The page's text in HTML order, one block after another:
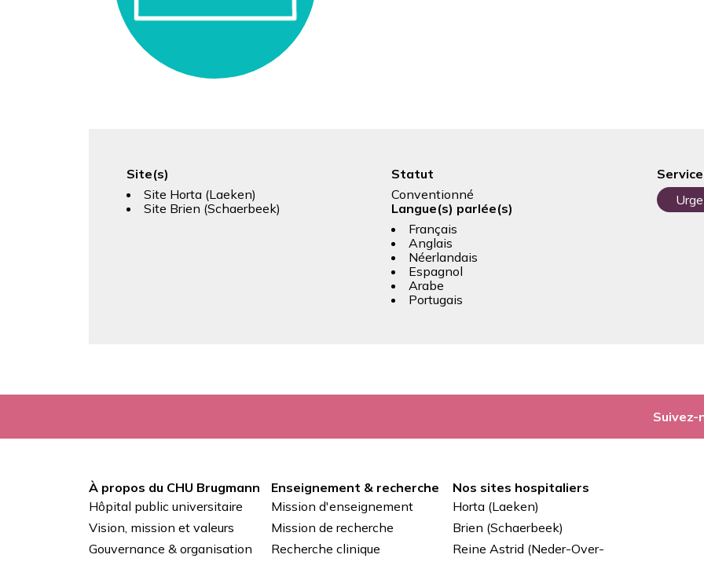
Site(s)
Site Horta (Laeken)
Site Brien (Schaerbeek)
Statut
Conventionné
Langue(s) parlée(s)
Français
Anglais
Néerlandais
Espagnol
Arabe
Portugais
Suivez-
Pied
de
À propos du CHU Brugmann
Hôpital public universitaire
Vision, mission et valeurs
Gouvernance & organisation
Enseignement & recherche
Mission d'enseignement
Mission de recherche
Recherche clinique
Nos sites hospitaliers
Horta (Laeken)
Brien (Schaerbeek)
Reine Astrid (Neder-Over-